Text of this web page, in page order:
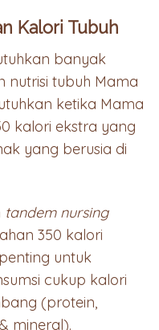
Kalori Tubuh
banyak
nutrisi tubuh Mama
ketika Mama
kalori ekstra yang
yang berusia di
tandem nursing
350 kalori
untuk
cukup kalori
(protein,
mineral).